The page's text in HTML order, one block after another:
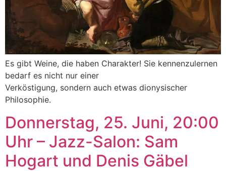
Es gibt Weine, die haben Charakter! Sie kennenzulernen
bedarf es nicht nur einer
Verköstigung, sondern auch etwas dionysischer
Philosophie.
Donnerstag, 25. Juni, 20:00
Uhr – Jazz-Salon: Sam
Hogart und Denis Gäbel